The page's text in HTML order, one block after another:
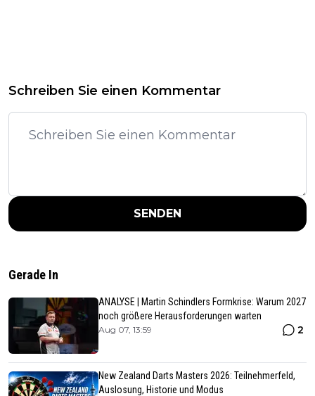
Schreiben Sie einen Kommentar
SENDEN
Gerade In
ANALYSE | Martin Schindlers Formkrise: Warum 2027
noch größere Herausforderungen warten
Aug 07, 13:59 2
New Zealand Darts Masters 2026: Teilnehmerfeld,
Auslosung, Historie und Modus